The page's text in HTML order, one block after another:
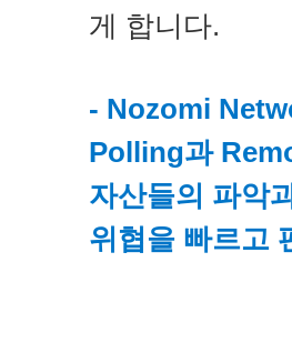
게 합니다.
- Nozomi
Polling과
자산들의 파악
위협을 빠르고